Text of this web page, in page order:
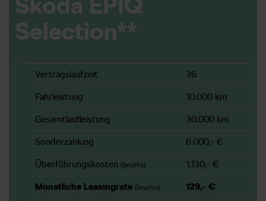
Selection**
Vertragslaufzeit 36
Fahrleistung 10.000 km
Gesamtlaufleistung 30.000 km
Sonderzahlung 6.000,- €
Überführungskosten (brutto) 1.130,- €
Monatliche Leasingrate (brutto) 129,- €